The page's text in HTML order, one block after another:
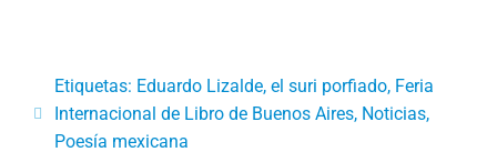
Etiquetas: Eduardo Lizalde, el suri porfiado, Feria
Internacional de Libro de Buenos Aires, Noticias,
Poesía mexicana